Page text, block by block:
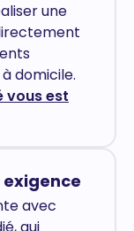
une
domicile.
vous est
avec